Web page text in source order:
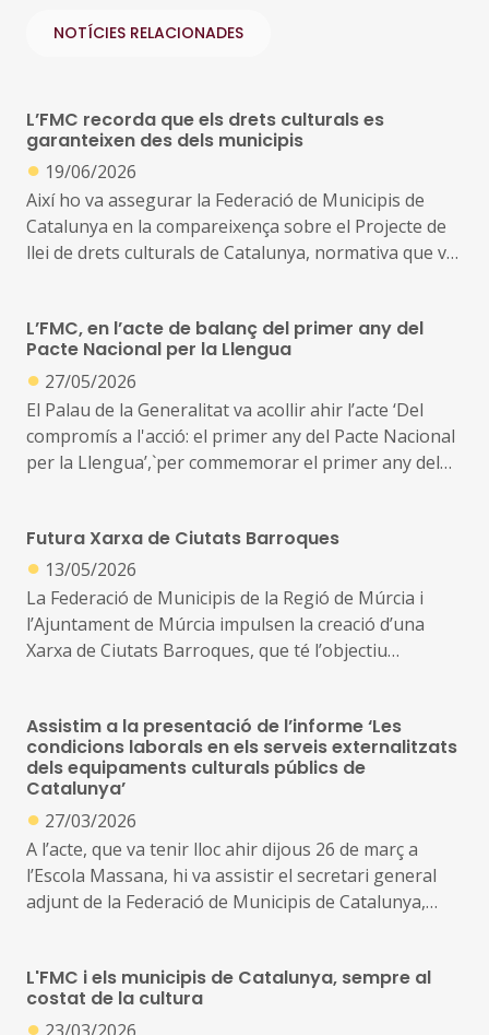
NOTÍCIES RELACIONADES
L’FMC recorda que els drets culturals es
garanteixen des dels municipis
● 19/06/2026
Així ho va assegurar la Federació de Municipis de
Catalunya en la compareixença sobre el Projecte de
llei de drets culturals de Catalunya, normativa que vol
dels drets culturals de totes les persones que viuen i
treballen a Catalunya
Des de l’FMC manifestem el nostre suport general a
aquest projecte de llei perquè suposa un pas
endavant en el reconeixement de la cultura com a bé
deures i garanties més clar, més exigent i més
coherent amb la realitat social del país; sempre, però,
amb cooperació institucional, finançament suficient,
seguretat jurídica i una veritable corresponsabilitat
entre Generalitat, administracions locals,
L’FMC, en l’acte de balanç del primer any del
Pacte Nacional per la Llengua
● 27/05/2026
El Palau de la Generalitat va acollir ahir l’acte ‘Del
compromís a l'acció: el primer any del Pacte Nacional
per la Llengua’,`per commemorar el primer any del
L’acte, al que hi va assistir Montse Rueda, presidenta
de l’Àrea de Cultura de la Federació de Municipis de
Catalunya i alcaldessa de Sentmenat, va servir per
presentar el balanç del primer any del Pacte, amb
més del 62 per cent de les mesures ja completades
Futura Xarxa de Ciutats Barroques
● 13/05/2026
La Federació de Municipis de la Regió de Múrcia i
l’Ajuntament de Múrcia impulsen la creació d’una
Xarxa de Ciutats Barroques, que té l’objectiu
posada en valor mitjançant una estratègia conjunta
de caràcter cultural i turístic, amb vocació de
projecció nacional i internacional
Assistim a la presentació de l’informe ‘Les
condicions laborals en els serveis externalitzats
dels equipaments culturals públics de
Catalunya’
● 27/03/2026
A l’acte, que va tenir lloc ahir dijous 26 de març a
l’Escola Massana, hi va assistir el secretari general
adjunt de la Federació de Municipis de Catalunya,
La presentació de l’estudi, elaborat pel Consell
Nacional de la Cultura i de les Arts de Catalunya
L'FMC i els municipis de Catalunya, sempre al
costat de la cultura
● 23/03/2026